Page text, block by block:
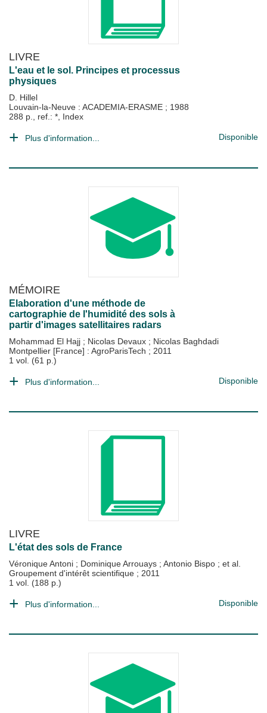
LIVRE
L'eau et le sol. Principes et processus
physiques
D. Hillel
Louvain-la-Neuve : ACADEMIA-ERASME ; 1988
288 p., ref.: *, Index
Plus d'information... Disponible
MÉMOIRE
Elaboration d'une méthode de
cartographie de l'humidité des sols à
partir d'images satellitaires radars
Mohammad El Hajj ; Nicolas Devaux ; Nicolas Baghdadi
Montpellier [France] : AgroParisTech ; 2011
1 vol. (61 p.)
Plus d'information... Disponible
LIVRE
L'état des sols de France
Véronique Antoni ; Dominique Arrouays ; Antonio Bispo ; et al.
Groupement d'intérêt scientifique ; 2011
1 vol. (188 p.)
Plus d'information... Disponible